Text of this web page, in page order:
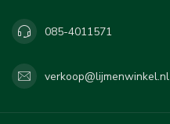
085-4011571
verkoop@lijmenwinkel.nl